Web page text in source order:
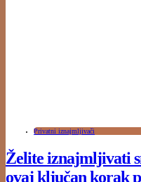
Privatni iznajmljivači
Želite iznajmljivati
ovaj ključan korak